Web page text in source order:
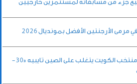
جزء من مسابقاته لمستثمرين خارجيين
الأرجنتين الأفضل بمونديال 2026
«يد آسيا للشباب 2026».. منتخب الكويت يتغلب على الصين تايبيه «30-